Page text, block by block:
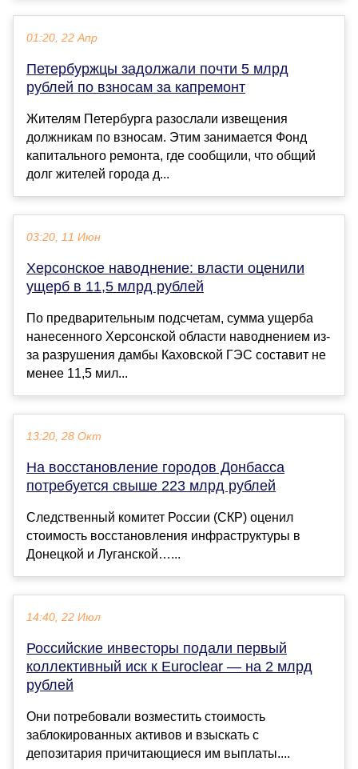
01:20, 22 Апр
Петербуржцы задолжали почти 5 млрд
рублей по взносам за капремонт
Жителям Петербурга разослали извещения
должникам по взносам. Этим занимается Фонд
капитального ремонта, где сообщили, что общий
долг жителей города д...
03:20, 11 Июн
Херсонское наводнение: власти оценили
ущерб в 11,5 млрд рублей
По предварительным подсчетам, сумма ущерба
нанесенного Херсонской области наводнением из-
за разрушения дамбы Каховской ГЭС составит не
менее 11,5 мил...
13:20, 28 Окт
На восстановление городов Донбасса
потребуется свыше 223 млрд рублей
Следственный комитет России (СКР) оценил
стоимость восстановления инфраструктуры в
Донецкой и Луганской…...
14:40, 22 Июл
Российские инвесторы подали первый
коллективный иск к Euroclear — на 2 млрд
рублей
Они потребовали возместить стоимость
заблокированных активов и взыскать с
депозитария причитающиеся им выплаты....